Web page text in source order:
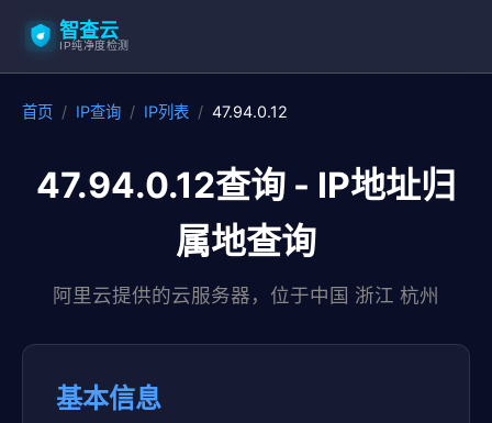
智查云
IP纯净度检测
首页 / IP查询 / IP列表 / 47.94.0.12
47.94.0.12查询 - IP地址归
属地查询
阿里云提供的云服务器，位于中国 浙江 杭州
基本信息